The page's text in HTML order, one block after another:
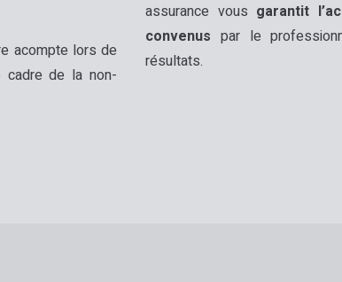
acompte lors de
cadre de la non-
assurance vous garantit
convenus par le
résultats.